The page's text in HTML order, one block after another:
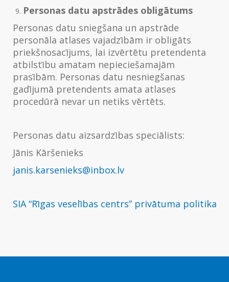
Personas datu apstrādes obligātums
Personas datu sniegšana un apstrāde
personāla atlases vajadzībām ir obligāts
priekšnosacījums, lai izvērtētu pretendenta
atbilstību amatam nepieciešamajām
prasībām. Personas datu nesniegšanas
gadījumā pretendents amata atlases
procedūrā nevar un netiks vērtēts.
Personas datu aizsardzības speciālists:
Jānis Kāršenieks
janis.karsenieks@inbox.lv
SIA “Rīgas veselības centrs” privātuma politika